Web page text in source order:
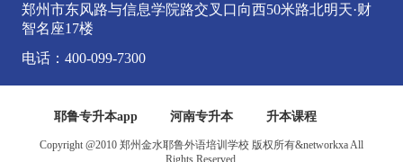
郑州市东风路与信息学院路交叉口向西50米路北明天·财
智名座17楼
电话：400-099-7300
耶鲁专升本app 河南专升本 升本课程
Copyright @2010 郑州金水耶鲁外语培训学校 版权所有&networkxa All
Rights Reserved.